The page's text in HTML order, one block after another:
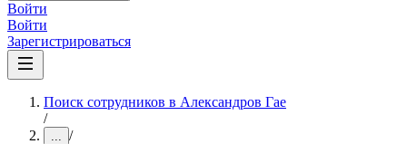
Войти
Войти
Зарегистрироваться
Поиск сотрудников в Александров Гае
/
... /